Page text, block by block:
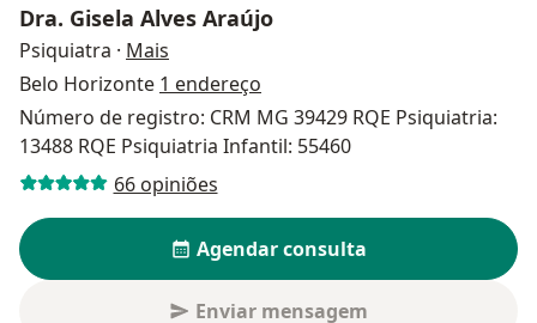
Dra. Gisela Alves Araújo
Psiquiatra · Mais
Belo Horizonte 1 endereço
Número de registro: CRM MG 39429 RQE Psiquiatria:
13488 RQE Psiquiatria Infantil: 55460
66 opiniões
Agendar consulta
Enviar mensagem